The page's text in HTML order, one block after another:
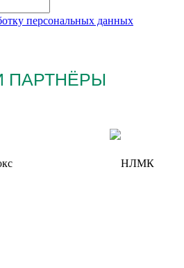
персональных данных
ПАРТНЁРЫ